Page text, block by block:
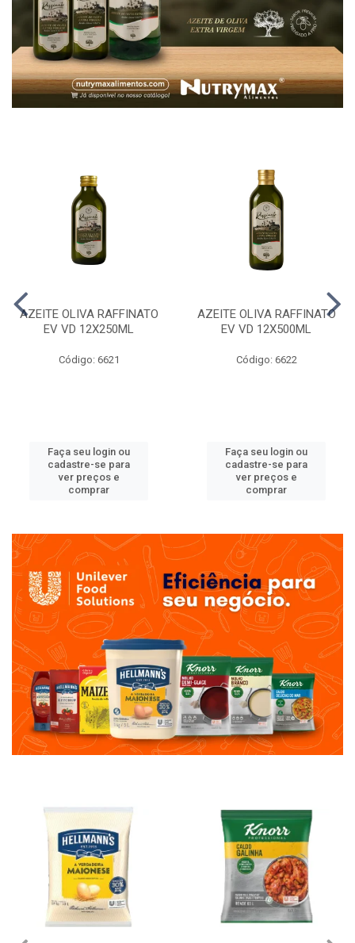
AZEITE OLIVA RAFFINATO
EV VD 12X250ML
Código: 6621
Faça seu login ou
cadastre-se para
ver preços e
comprar
AZEITE OLIVA RAFFINATO
EV VD 12X500ML
Código: 6622
Faça seu login ou
cadastre-se para
ver preços e
comprar